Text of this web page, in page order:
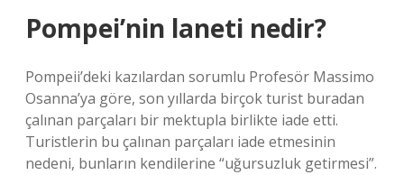
Pompei’nin laneti nedir?
Pompeii’deki kazılardan sorumlu Profesör Massimo
Osanna’ya göre, son yıllarda birçok turist buradan
çalınan parçaları bir mektupla birlikte iade etti.
Turistlerin bu çalınan parçaları iade etmesinin
nedeni, bunların kendilerine “uğursuzluk getirmesi”.